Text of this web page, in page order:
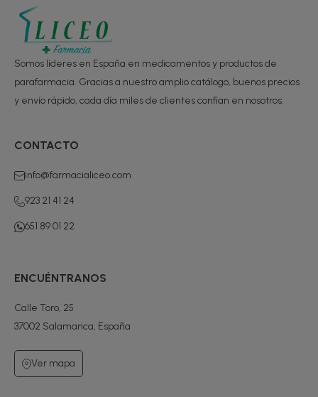
Somos líderes en España en medicamentos y productos de
parafarmacia. Gracias a nuestro amplio catálogo, buenos precios
y envío rápido, cada día miles de clientes confían en nosotros.
CONTACTO
info@farmacialiceo.com
923 21 41 24
651 89 01 22
ENCUÉNTRANOS
Calle Toro, 25
37002 Salamanca, España
Ver mapa